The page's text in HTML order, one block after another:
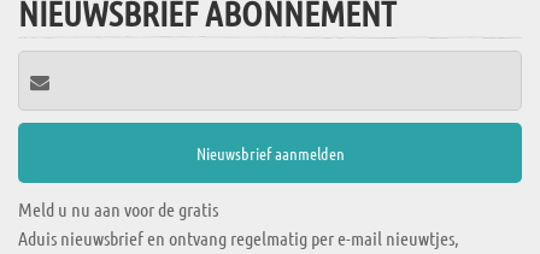
NIEUWSBRIEF ABONNEMENT
Meld u nu aan voor de gratis
Aduis nieuwsbrief en ontvang regelmatig per e-mail nieuwtjes,